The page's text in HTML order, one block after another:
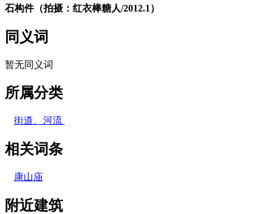
石构件（拍摄：红衣棒糖人/2012.1）
同义词
暂无同义词
所属分类
街道、河流
相关词条
康山庙
附近建筑